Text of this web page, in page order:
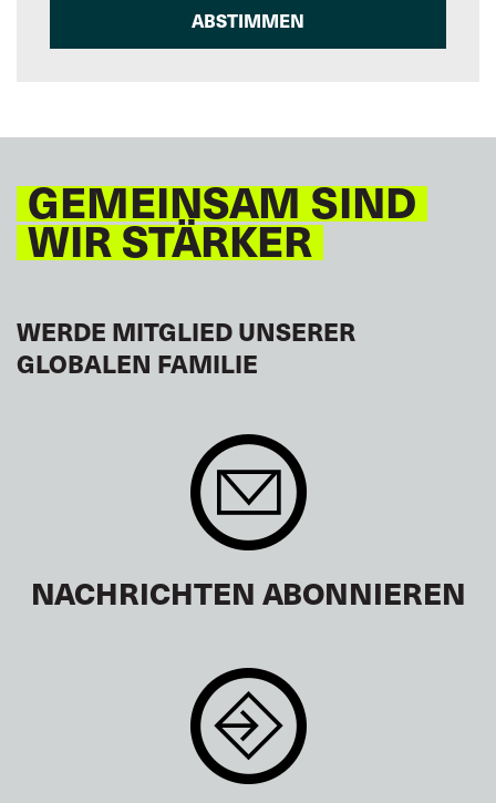
GEMEINSAM SIND
WIR STÄRKER
WERDE MITGLIED UNSERER
GLOBALEN FAMILIE
NACHRICHTEN ABONNIEREN